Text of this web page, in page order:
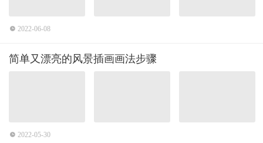
2022-06-08
简单又漂亮的风景插画画法步骤
2022-05-30